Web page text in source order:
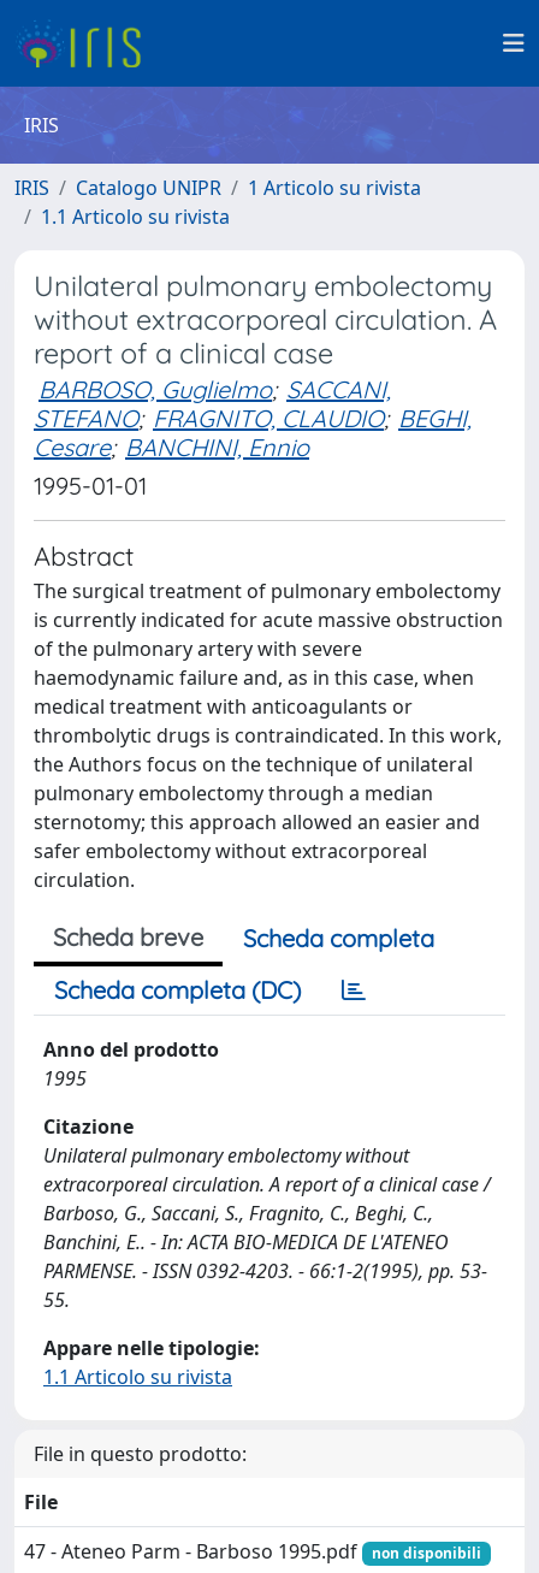
IRIS
IRIS Catalogo UNIPR
1 Articolo su rivista
1.1 Articolo su rivista
Unilateral pulmonary embolectomy
without extracorporeal circulation. A
report of a clinical case
BARBOSO, Guglielmo; SACCANI,
STEFANO; FRAGNITO, CLAUDIO; BEGHI,
Cesare; BANCHINI, Ennio
1995-01-01
Abstract
The surgical treatment of pulmonary embolectomy
is currently indicated for acute massive obstruction
of the pulmonary artery with severe
haemodynamic failure and, as in this case, when
medical treatment with anticoagulants or
thrombolytic drugs is contraindicated. In this work,
the Authors focus on the technique of unilateral
pulmonary embolectomy through a median
sternotomy; this approach allowed an easier and
safer embolectomy without extracorporeal
circulation.
Scheda breve
Scheda completa
Scheda completa (DC)
Anno del prodotto
1995
Citazione
Unilateral pulmonary embolectomy without
extracorporeal circulation. A report of a clinical case /
Barboso, G., Saccani, S., Fragnito, C., Beghi, C.,
Banchini, E.. - In: ACTA BIO-MEDICA DE L'ATENEO
PARMENSE. - ISSN 0392-4203. - 66:1-2(1995), pp. 53-
55.
Appare nelle tipologie:
1.1 Articolo su rivista
File in questo prodotto:
File
47 - Ateneo Parm - Barboso 1995.pdf
non disponibili